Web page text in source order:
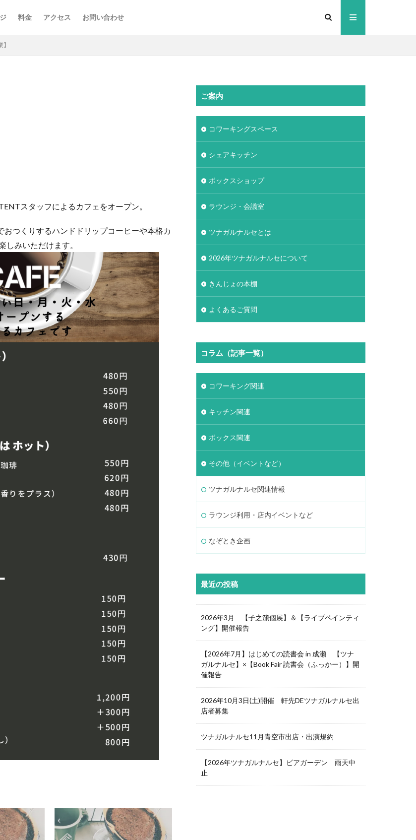
料金 アクセス お問い合わせ
スタッフによるカフェをオープン。
つくりするハンドドリップコーヒーや本格カ
みいただけます。
ご案内
コワーキングスペース
シェアキッチン
ボックスショップ
ラウンジ・会議室
ツナガルナルセとは
2026年ツナガルナルセについて
きんじょの本棚
よくあるご質問
コラム（記事一覧）
コワーキング関連
キッチン関連
ボックス関連
その他（イベントなど）
ツナガルナルセ関連情報
ラウンジ利用・店内イベントなど
なぞとき企画
最近の投稿
2026年3月 【子之籏個展】＆【ライブペインティ
ング】開催報告
【2026年7月】はじめての読書会 in 成瀬 【ツナ
ガルナルセ】×【Book Fair 読書会（ふっかー）】開
催報告
2026年10月3日(土)開催 軒先DEツナガルナルセ出
店者募集
ツナガルナルセ11月青空市出店・出演規約
【2026年ツナガルナルセ】ビアガーデン 雨天中
止